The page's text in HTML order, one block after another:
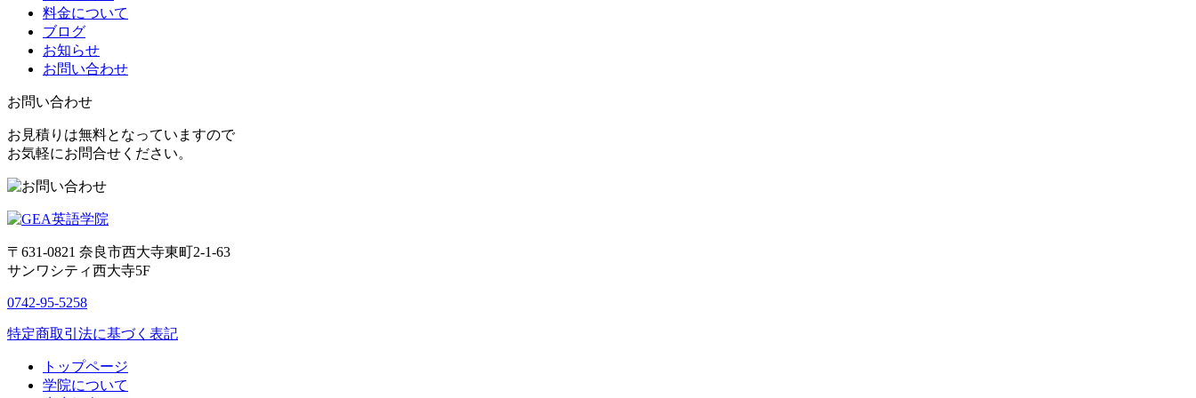
料金について
ブログ
お知らせ
お問い合わせ
お問い合わせ
お見積りは無料となっていますので
お気軽にお問合せください。
〒631-0821 奈良市西大寺東町2-1-63
サンワシティ西大寺5F
0742-95-5258
特定商取引法に基づく表記
トップページ
学院について